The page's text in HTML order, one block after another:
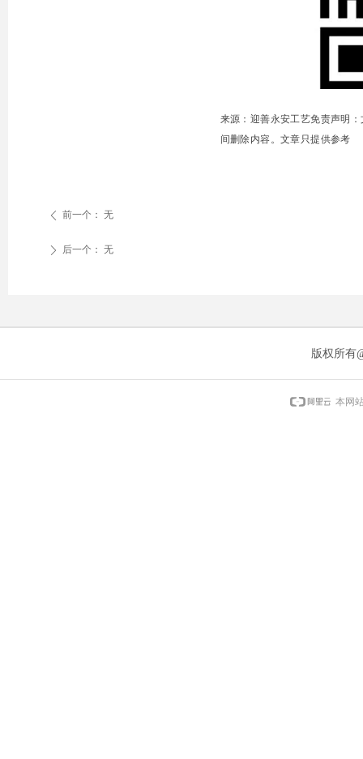
来源： 迎善永安工艺免责声明：
间删除内容。 文章只提供参考
ꄴ 前一个： 无
ꄲ 后一个： 无
版权所
本网